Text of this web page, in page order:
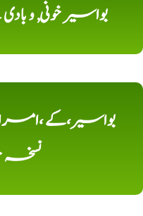
بواسیر خونی,
بواسیر،کے ،امراض